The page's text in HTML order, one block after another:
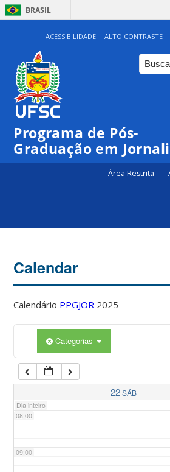
BRASIL
ACESSIBILIDADE ALTO CONTRASTE
Programa de Pós-
Graduação em
Área Restrita
Calendar
Calendário PPGJOR 2025
Categorias
22SÁB
Dia inteiro
04:00
05:00
07:00
08:00
09:00